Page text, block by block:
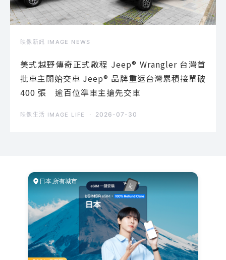
映像新訊 IMAGE NEWS
美式越野傳奇正式啟程 Jeep® Wrangler 台灣首
批車主開始交車 Jeep® 品牌重返台灣累積接單破
400 張 逾百位準車主搶先交車
映像生活 IMAGE LIFE 2026-07-30